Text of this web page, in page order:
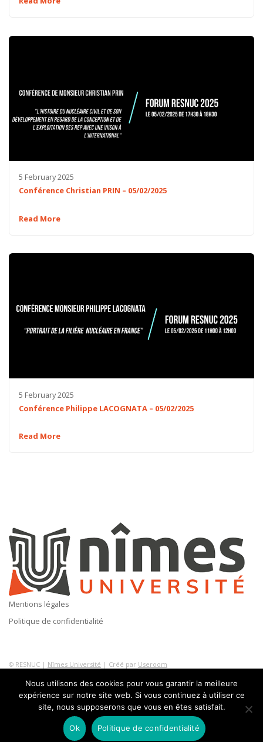
5 February 2025
Conférence Christian PRIN – 05/02/2025
Read More
5 February 2025
Conférence Philippe LACOGNATA – 05/02/2025
Read More
Mentions légales
Politique de confidentialité
© RESNUC | Nîmes Université | Créé par Useroom
Nous utilisons des cookies pour vous garantir la meilleure
expérience sur notre site web. Si vous continuez à utiliser ce
site, nous supposerons que vous en êtes satisfait.
Ok Politique de confidentialité